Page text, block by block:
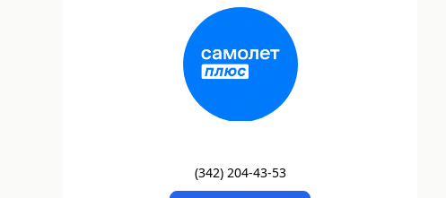
(342) 204-43-53